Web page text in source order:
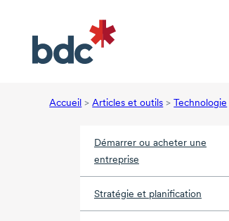
Accueil > Articles et outils > Technologie
Démarrer ou acheter une
entreprise
Stratégie et planification